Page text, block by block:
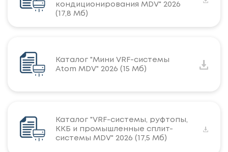
кондиционирования MDV" 2026
(17,8 Мб)
Каталог "Мини VRF-системы
Atom MDV" 2026 (15 Мб)
Каталог "VRF-системы, руфтопы,
ККБ и промышленные сплит-
системы MDV" 2026 (17,5 Мб)